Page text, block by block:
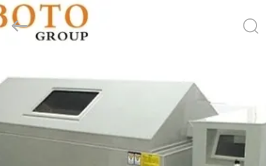
PRODUCTEN
ONGEVEER
BOTO
GROUP
LTD.
All
Rights